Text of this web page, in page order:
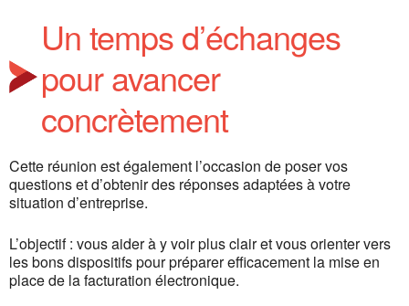
Un temps d’échanges
pour avancer
concrètement
Cette réunion est également l’occasion de poser vos
questions et d’obtenir des réponses adaptées à votre
situation d’entreprise.
L’objectif : vous aider à y voir plus clair et vous orienter vers
les bons dispositifs pour préparer efficacement la mise en
place de la facturation électronique.